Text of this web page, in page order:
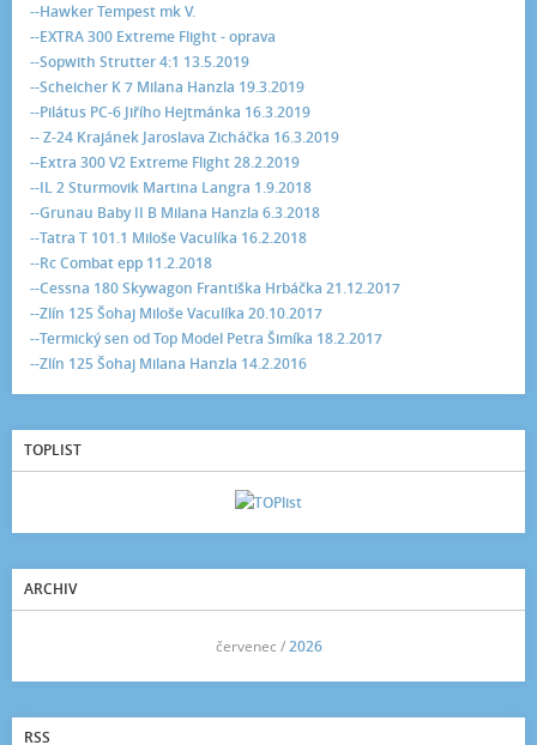
--Hawker Tempest mk V.
--EXTRA 300 Extreme Flight - oprava
--Sopwith Strutter 4:1 13.5.2019
--Scheicher K 7 Milana Hanzla 19.3.2019
--Pilátus PC-6 Jiřího Hejtmánka 16.3.2019
-- Z-24 Krajánek Jaroslava Zicháčka 16.3.2019
--Extra 300 V2 Extreme Flight 28.2.2019
--IL 2 Sturmovik Martina Langra 1.9.2018
--Grunau Baby II B Milana Hanzla 6.3.2018
--Tatra T 101.1 Miloše Vaculíka 16.2.2018
--Rc Combat epp 11.2.2018
--Cessna 180 Skywagon Františka Hrbáčka 21.12.2017
--Zlín 125 Šohaj Miloše Vaculíka 20.10.2017
--Termický sen od Top Model Petra Šimíka 18.2.2017
--Zlín 125 Šohaj Milana Hanzla 14.2.2016
TOPLIST
ARCHIV
červenec /2026
RSS